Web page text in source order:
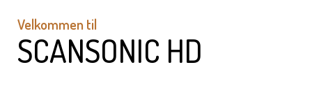
Velkommen til
SCANSONIC HD